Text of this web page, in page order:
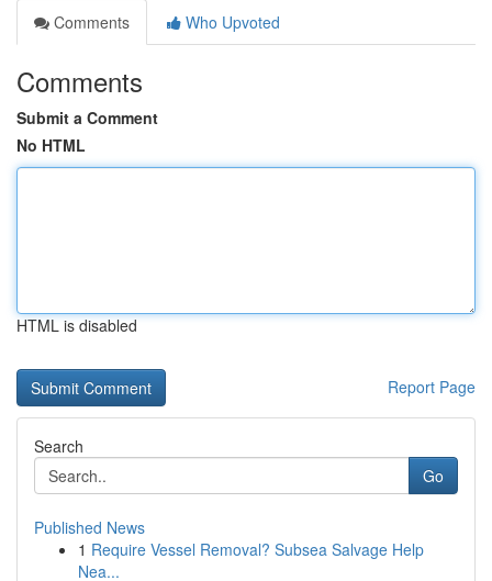
Comments
Who Upvoted
Comments
Submit a Comment
No HTML
HTML is disabled
Report Page
Search
Go
Published News
1 Require Vessel Removal? Subsea Salvage Help
Nea...